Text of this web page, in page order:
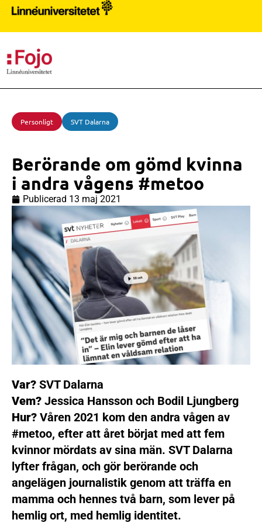
Personligt SVT Dalarna
Berörande om gömd kvinna
i andra vågens #metoo
Publicerad 13 maj 2021
Var? SVT Dalarna
Vem? Jessica Hansson och Bodil Ljungberg
Hur? Våren 2021 kom den andra vågen av
#metoo, efter att året börjat med att fem
kvinnor mördats av sina män. SVT Dalarna
lyfter frågan, och gör berörande och
angelägen journalistik genom att träffa en
mamma och hennes två barn, som lever på
hemlig ort, med hemlig identitet.